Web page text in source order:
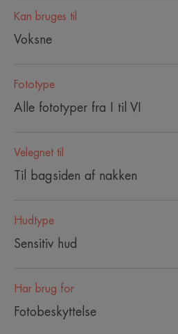
Kan bruges til
Voksne
Fototype
Alle fototyper fra I til VI
Velegnet til
Til bagsiden af nakken
Hudtype
Sensitiv hud
Har brug for
Fotobeskyttelse